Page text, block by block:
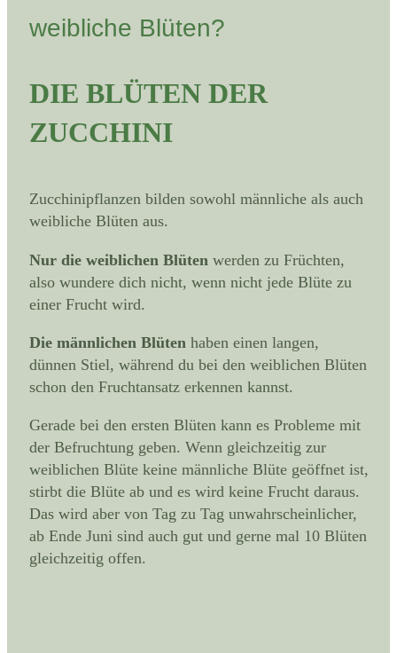
weibliche Blüten?
DIE BLÜTEN DER
ZUCCHINI
Zucchinipflanzen bilden sowohl männliche als auch
weibliche Blüten aus.
Nur die weiblichen Blüten werden zu Früchten,
also wundere dich nicht, wenn nicht jede Blüte zu
einer Frucht wird.
Die männlichen Blüten haben einen langen,
dünnen Stiel, während du bei den weiblichen Blüten
schon den Fruchtansatz erkennen kannst.
Gerade bei den ersten Blüten kann es Probleme mit
der Befruchtung geben. Wenn gleichzeitig zur
weiblichen Blüte keine männliche Blüte geöffnet ist,
stirbt die Blüte ab und es wird keine Frucht daraus.
Das wird aber von Tag zu Tag unwahrscheinlicher,
ab Ende Juni sind auch gut und gerne mal 10 Blüten
gleichzeitig offen.